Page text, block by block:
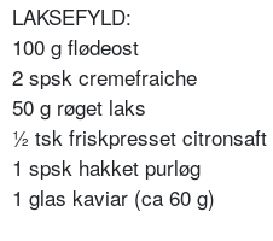
LAKSEFYLD:
100 g flødeost
2 spsk cremefraiche
50 g røget laks
½ tsk friskpresset citronsaft
1 spsk hakket purløg
1 glas kaviar (ca 60 g)